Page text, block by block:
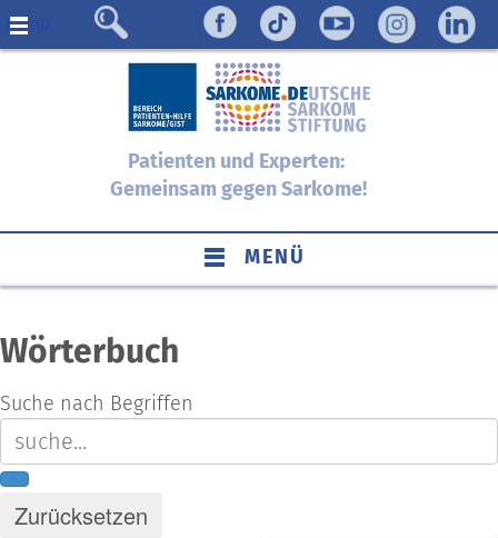
Menü
Patienten und Experten:
Gemeinsam gegen Sarkome!
MENÜ
Wörterbuch
Suche nach Begriffen